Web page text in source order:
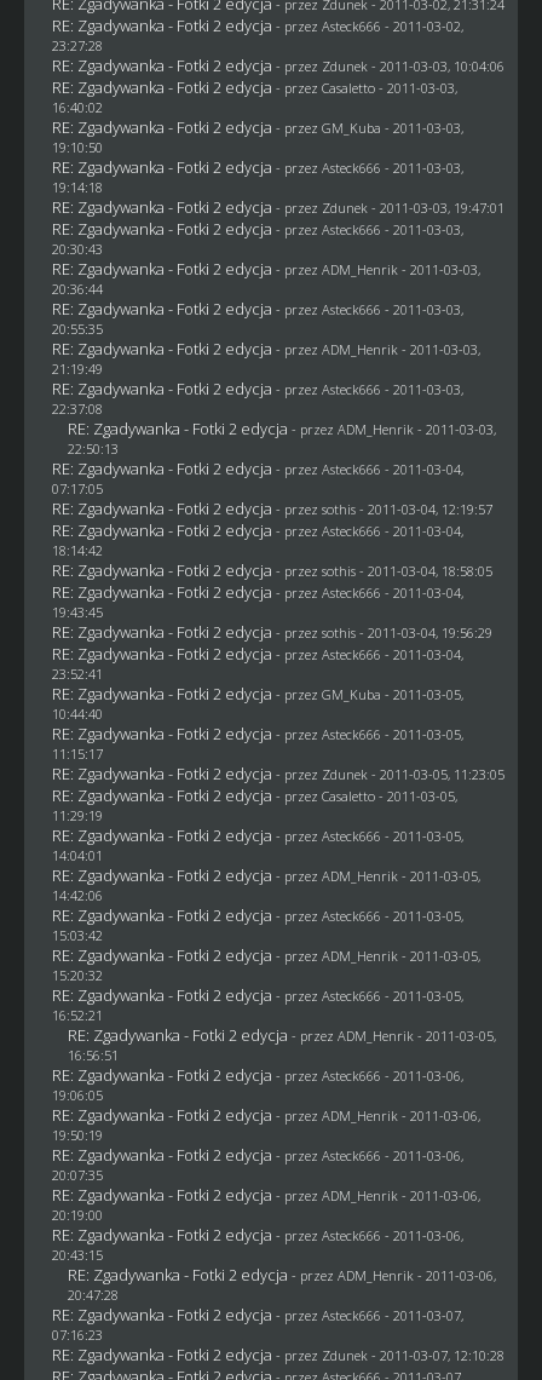
- przez Zdunek - 2011-03-02, 21:31:24
RE: Zgadywanka - Fotki 2 edycja - przez Asteck666 - 2011-03-02,
23:27:28
RE: Zgadywanka - Fotki 2 edycja - przez Zdunek - 2011-03-03, 10:04:06
RE: Zgadywanka - Fotki 2 edycja - przez Casaletto- 2011-03-03,
16:40:02
RE: Zgadywanka - Fotki 2 edycja - przez GM_Kuba - 2011-03-03,
19:10:50
RE: Zgadywanka - Fotki 2 edycja - przez Asteck666 - 2011-03-03,
19:14:18
RE: Zgadywanka - Fotki 2 edycja - przez Zdunek - 2011-03-03, 19:47:01
RE: Zgadywanka - Fotki 2 edycja - przez Asteck666 - 2011-03-03,
20:30:43
RE: Zgadywanka - Fotki 2 edycja - przez ADM_Henrik - 2011-03-03,
20:36:44
RE: Zgadywanka - Fotki 2 edycja - przez Asteck666 - 2011-03-03,
20:55:35
RE: Zgadywanka - Fotki 2 edycja - przez ADM_Henrik - 2011-03-03,
21:19:49
RE: Zgadywanka - Fotki 2 edycja - przez Asteck666 - 2011-03-03,
22:37:08
RE: Zgadywanka - Fotki 2 edycja - przez ADM_Henrik - 2011-03-03,
22:50:13
RE: Zgadywanka - Fotki 2 edycja - przez Asteck666 - 2011-03-04,
07:17:05
RE: Zgadywanka - Fotki 2 edycja - przez sothis- 2011-03-04, 12:19:57
RE: Zgadywanka - Fotki 2 edycja - przez Asteck666 - 2011-03-04,
18:14:42
RE: Zgadywanka - Fotki 2 edycja - przez sothis- 2011-03-04, 18:58:05
RE: Zgadywanka - Fotki 2 edycja - przez Asteck666 - 2011-03-04,
19:43:45
RE: Zgadywanka - Fotki 2 edycja - przez sothis- 2011-03-04, 19:56:29
RE: Zgadywanka - Fotki 2 edycja - przez Asteck666 - 2011-03-04,
23:52:41
RE: Zgadywanka - Fotki 2 edycja - przez GM_Kuba - 2011-03-05,
10:44:40
RE: Zgadywanka - Fotki 2 edycja - przez Asteck666 - 2011-03-05,
11:15:17
RE: Zgadywanka - Fotki 2 edycja - przez Zdunek - 2011-03-05, 11:23:05
RE: Zgadywanka - Fotki 2 edycja - przez Casaletto- 2011-03-05,
11:29:19
RE: Zgadywanka - Fotki 2 edycja - przez Asteck666 - 2011-03-05,
14:04:01
RE: Zgadywanka - Fotki 2 edycja - przez ADM_Henrik - 2011-03-05,
14:42:06
RE: Zgadywanka - Fotki 2 edycja - przez Asteck666 - 2011-03-05,
15:03:42
RE: Zgadywanka - Fotki 2 edycja - przez ADM_Henrik - 2011-03-05,
15:20:32
RE: Zgadywanka - Fotki 2 edycja - przez Asteck666 - 2011-03-05,
16:52:21
RE: Zgadywanka - Fotki 2 edycja - przez ADM_Henrik - 2011-03-05,
16:56:51
RE: Zgadywanka - Fotki 2 edycja - przez Asteck666 - 2011-03-06,
19:06:05
RE: Zgadywanka - Fotki 2 edycja - przez ADM_Henrik - 2011-03-06,
19:50:19
RE: Zgadywanka - Fotki 2 edycja - przez Asteck666 - 2011-03-06,
20:07:35
RE: Zgadywanka - Fotki 2 edycja - przez ADM_Henrik - 2011-03-06,
20:19:00
RE: Zgadywanka - Fotki 2 edycja - przez Asteck666 - 2011-03-06,
20:43:15
RE: Zgadywanka - Fotki 2 edycja - przez ADM_Henrik - 2011-03-06,
20:47:28
RE: Zgadywanka - Fotki 2 edycja - przez Asteck666 - 2011-03-07,
07:16:23
RE: Zgadywanka - Fotki 2 edycja - przez Zdunek - 2011-03-07, 12:10:28